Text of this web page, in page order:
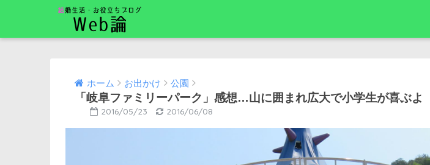
ホーム お出かけ 公園
「岐阜ファミリーパーク」感想…山に囲まれ広大で小学生が喜ぶよ
2016/05/23 2016/06/08